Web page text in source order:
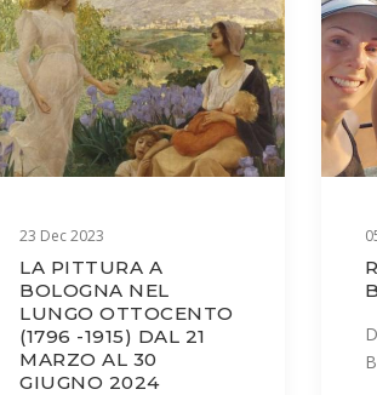
23 Dec 2023
LA PITTURA A
BOLOGNA NEL
LUNGO OTTOCENTO
(1796 -1915) DAL 21
MARZO AL 30
GIUGNO 2024